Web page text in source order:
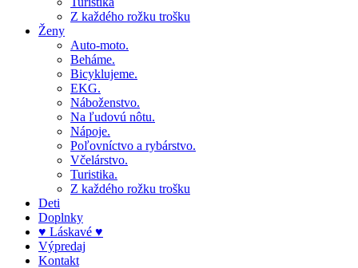
Z každého rožku trošku
Ženy
Auto-moto.
Beháme.
Bicyklujeme.
EKG.
Náboženstvo.
Na ľudovú nôtu.
Nápoje.
Poľovníctvo a rybárstvo.
Včelárstvo.
Turistika.
Z každého rožku trošku
Deti
Doplnky
♥ Láskavé ♥
Výpredaj
Kontakt